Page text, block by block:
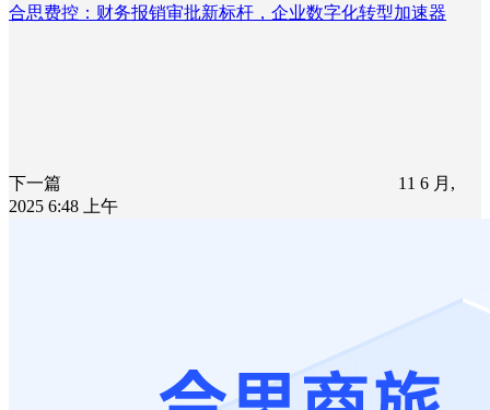
合思费控：财务报销审批新标杆，企业数字化转型加速器
下一篇
11 6 月,
2025 6:48 上午